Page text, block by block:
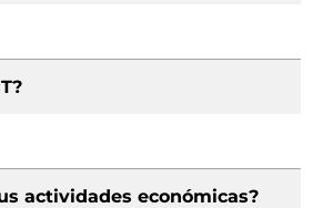
actividades económicas?